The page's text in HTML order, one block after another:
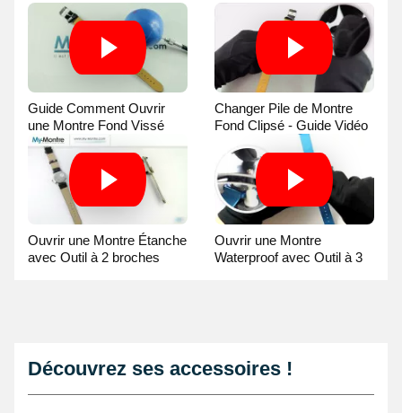
Guide Comment Ouvrir
une Montre Fond Vissé
avec une Balle
Changer Pile de Montre
Fond Clipsé - Guide Vidéo
Ouvrir une Montre Étanche
avec Outil à 2 broches
Ouvrir une Montre
Waterproof avec Outil à 3
Découvrez ses accessoires !